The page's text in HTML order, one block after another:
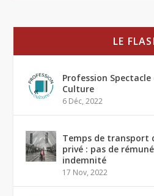
LE
Profession
Culture
6 Déc, 2022
Temps de transport
privé : pas de
indemnité
17 Nov, 2022